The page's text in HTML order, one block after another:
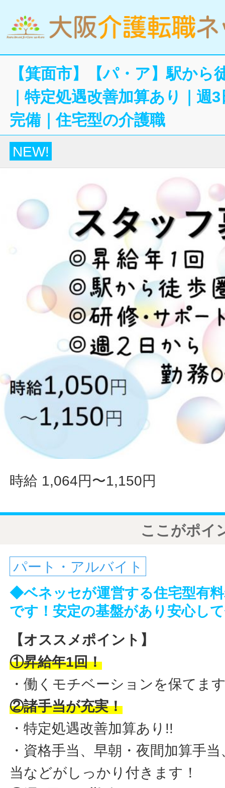
【箕面市】【パ・ア】駅から
｜特定処遇改善加算あり｜週
完備｜住宅型の介護職
NEW!
時給 1,064円〜1,150円
ここがポイ
パート・アルバイト
◆ベネッセが運営する住宅型有
です！安定の基盤があり安心し
【オススメポイント】
①昇給年1回！
・働くモチベーションを保てま
②諸手当が充実！
・特定処遇改善加算あり!!
・資格手当、早朝・夜間加算手
当などがしっかり付きます！